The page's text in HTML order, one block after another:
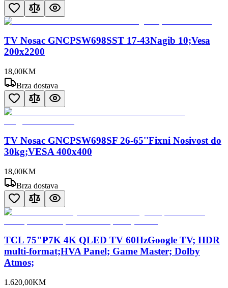
TV Nosac GNCPSW698SST 17-43Nagib 10;Vesa
200x2200
18,00KM
Brza dostava
TV Nosac GNCPSW698SF 26-65''Fixni Nosivost do
30kg;VESA 400x400
18,00KM
Brza dostava
TCL 75"P7K 4K QLED TV 60HzGoogle TV; HDR
multi-format;HVA Panel; Game Master; Dolby
Atmos;
1.620,00KM